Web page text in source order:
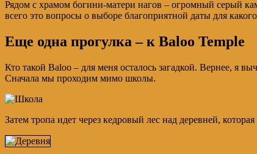
Рядом с храмом богини-матери нагов – огромный серый
всего это вопросы о выборе благоприятной даты для
Еще одна прогулка – к Baloo Temple
Кто такой Baloo – для меня осталось загадкой. Вернее, я
Сначала мы проходим мимо школы.
Затем тропа идет через кедровый лес над деревней,